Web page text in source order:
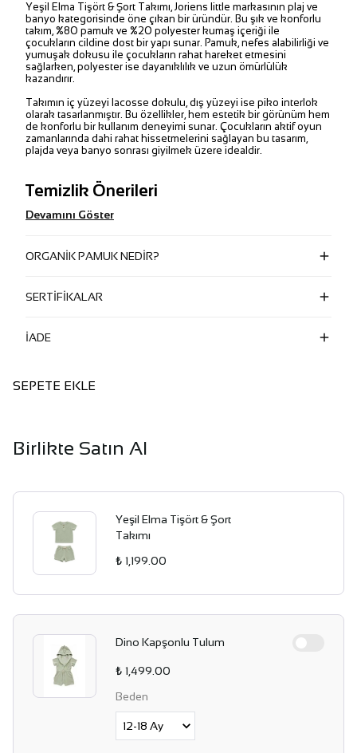
Yeşil Elma Tişört & Şort Takımı, Joriens little markasının plaj ve
banyo kategorisinde öne çıkan bir üründür. Bu şık ve konforlu
takım, %80 pamuk ve %20 polyester kumaş içeriği ile
çocukların cildine dost bir yapı sunar. Pamuk, nefes alabilirliği ve
yumuşak dokusu ile çocukların rahat hareket etmesini
sağlarken, polyester ise dayanıklılık ve uzun ömürlülük
kazandırır.
Takımın iç yüzeyi lacosse dokulu, dış yüzeyi ise piko interlok
olarak tasarlanmıştır. Bu özellikler, hem estetik bir görünüm hem
de konforlu bir kullanım deneyimi sunar. Çocukların aktif oyun
zamanlarında dahi rahat hissetmelerini sağlayan bu tasarım,
plajda veya banyo sonrası giyilmek üzere idealdir.
Temizlik Önerileri
Devamını Göster
ORGANİK PAMUK NEDİR?
SERTİFİKALAR
İADE
SEPETE EKLE
Birlikte Satın Al
Yeşil Elma Tişört & Şort
Takımı
₺ 1,199.00
Dino Kapşonlu Tulum
₺ 1,499.00
Beden